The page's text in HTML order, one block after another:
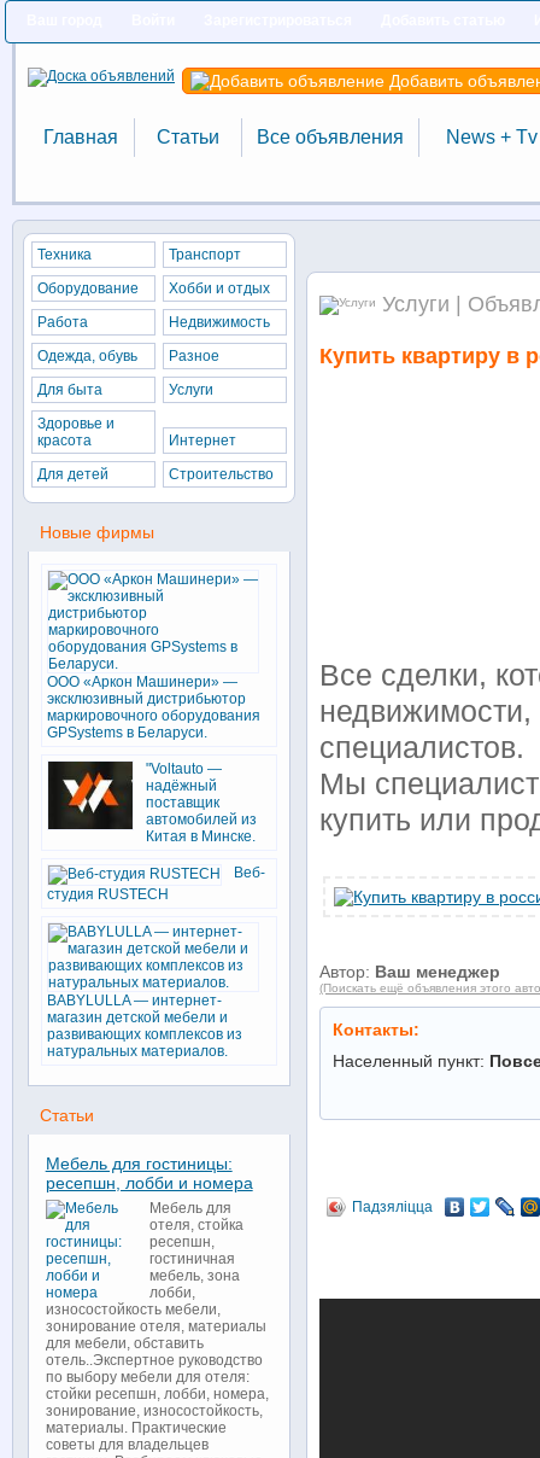
Добавить
Главная Статьи Все объявления News + Tv
Услуги |
Купить квартиру в
Все сделки,
специалистов.
Мы
купить или
Автор: Ваш менеджер
(Поискать ещё объявления этого
Контакты:
Населенный пункт:
Падзяліцца
Техника
Транспорт
Оборудование
Хобби и отдых
Работа
Недвижимость
Одежда, обувь
Разное
Для быта
Услуги
Здоровье и
красота
Интернет
Для детей
Строительство
Новые фирмы
ООО «Аркон Машинери» —
эксклюзивный дистрибьютор
маркировочного оборудования
GPSystems в Беларуси.
"Voltauto —
надёжный
поставщик
автомобилей из
Китая в Минске.
Веб-
студия RUSTECH
BABYLULLA — интернет-
магазин детской мебели и
развивающих комплексов из
натуральных материалов.
Статьи
Мебель для гостиницы:
ресепшн, лобби и номера
Мебель для
отеля, стойка
ресепшн,
гостиничная
мебель, зона
лобби,
износостойкость мебели,
зонирование отеля, материалы
для мебели, обставить
отель..Экспертное руководство
по выбору мебели для отеля:
стойки ресепшн, лобби, номера,
зонирование, износостойкость,
материалы. Практические
советы для владельцев